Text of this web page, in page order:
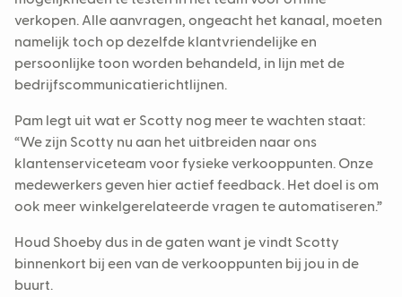
verkopen. Alle aanvragen, ongeacht het kanaal, moeten
namelijk toch op dezelfde klantvriendelijke en
persoonlijke toon worden behandeld, in lijn met de
bedrijfscommunicatierichtlijnen.
Pam legt uit wat er Scotty nog meer te wachten staat:
“We zijn Scotty nu aan het uitbreiden naar ons
klantenserviceteam voor fysieke verkooppunten. Onze
medewerkers geven hier actief feedback. Het doel is om
ook meer winkelgerelateerde vragen te automatiseren.”
Houd Shoeby dus in de gaten want je vindt Scotty
binnenkort bij een van de verkooppunten bij jou in de
buurt.